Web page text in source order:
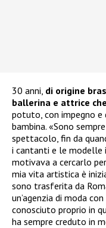
30 anni, di origine
ballerina e attrice
potuto, con impegno e
bambina. «Sono
spettacolo, fin da
i cantanti e le modelle
motivava a cercarlo
mia vita artistica è
sono trasferita da
un’agenzia di moda
conosciuto proprio in
ha sempre creduto in